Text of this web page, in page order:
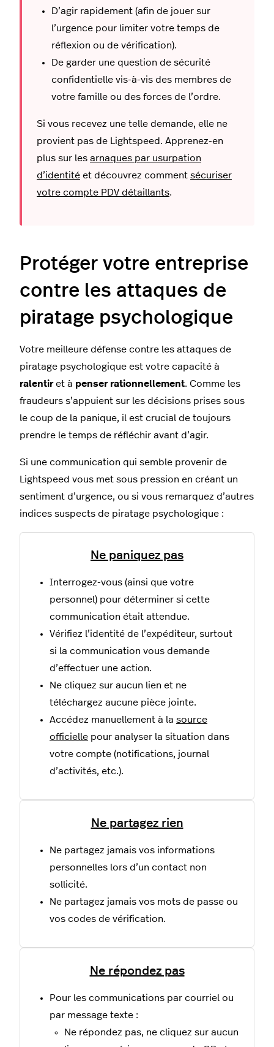
D’agir rapidement (afin de jouer sur
l’urgence pour limiter votre temps de
réflexion ou de vérification).
De garder une question de sécurité
confidentielle vis-à-vis des membres de
votre famille ou des forces de l’ordre.
Si vous recevez une telle demande, elle ne
provient pas de Lightspeed. Apprenez-en
plus sur les arnaques par usurpation
d’identité et découvrez comment sécuriser
votre compte PDV détaillants.
Protéger votre entreprise
contre les attaques de
piratage psychologique
Votre meilleure défense contre les attaques de
piratage psychologique est votre capacité à
ralentiret à penser rationnellement. Comme les
fraudeurs s’appuient sur les décisions prises sous
le coup de la panique, il est crucial de toujours
prendre le temps de réfléchir avant d’agir.
Si une communication qui semble provenir de
Lightspeed vous met sous pression en créant un
sentiment d’urgence, ou si vous remarquez d’autres
indices suspects de piratage psychologique :
Ne paniquez pas
Interrogez-vous (ainsi que votre
personnel) pour déterminer si cette
communication était attendue.
Vérifiez l’identité de l’expéditeur, surtout
si la communication vous demande
d’effectuer une action.
Ne cliquez sur aucun lien et ne
téléchargez aucune pièce jointe.
Accédez manuellement à la source
officielle pour analyser la situation dans
votre compte (notifications, journal
d’activités, etc.).
Ne partagez rien
Ne partagez jamais vos informations
personnelles lors d’un contact non
sollicité.
Ne partagez jamais vos mots de passe ou
vos codes de vérification.
Ne répondez pas
Pour les communications par courriel ou
par message texte :
Ne répondez pas, ne cliquez sur aucun